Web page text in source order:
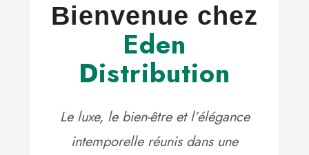
Bienvenue chez
Eden
Distribution
Le luxe, le bien-être et l’élégance
intemporelle réunis dans une